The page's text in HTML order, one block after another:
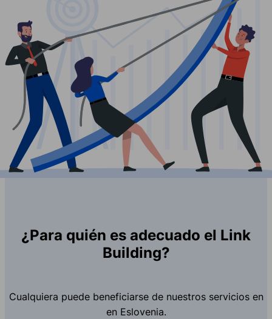
¿Para quién es adecuado el Link
Building?
Cualquiera puede beneficiarse de nuestros servicios en
en Eslovenia.